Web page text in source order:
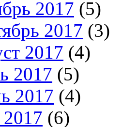
2017 (5)
2017 (3)
2017 (4)
2017 (5)
2017 (4)
(6)